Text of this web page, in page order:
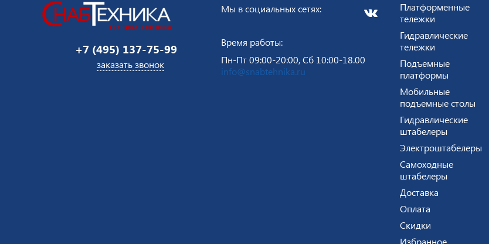
+7 (495) 137-75-99
заказать звонок
Мы в социальных сетях:
Время работы:
Пн-Пт 09:00-20:00, Сб 10:00-18.00
info@snabtehnika.ru
Платформенные
тележки
Гидравлические
тележки
Подъемные
платформы
Мобильные
подъемные столы
Гидравлические
штабелеры
Электроштабелеры
Самоходные
штабелеры
Доставка
Оплата
Скидки
Избранное